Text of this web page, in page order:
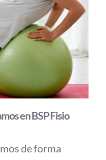
en BSP Fisio
de forma